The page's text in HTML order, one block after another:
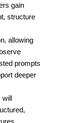
gain
structure
allowing
prompts
deeper
will